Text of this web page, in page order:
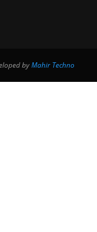
byMahir Techno